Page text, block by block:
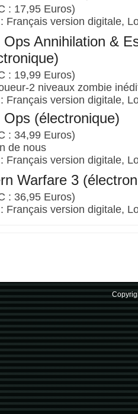
: 17,95 Euros)
Français version digitale,
Annihilation &
: 19,99 Euros)
2 niveaux zombie
Français version digitale,
(électronique)
: 34,99 Euros)
de nous
Français version digitale,
Warfare 3
: 36,95 Euros)
Français version digitale,